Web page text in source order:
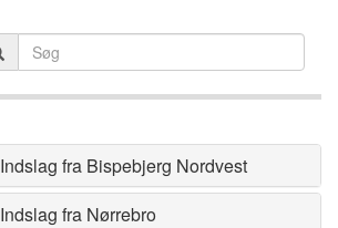
Indslag fra Bispebjerg Nordvest
Indslag fra Nørrebro